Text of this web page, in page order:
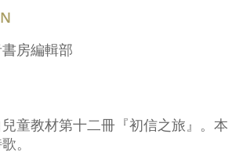
房編輯部
童教材第十二冊『初信之旅』。本
。